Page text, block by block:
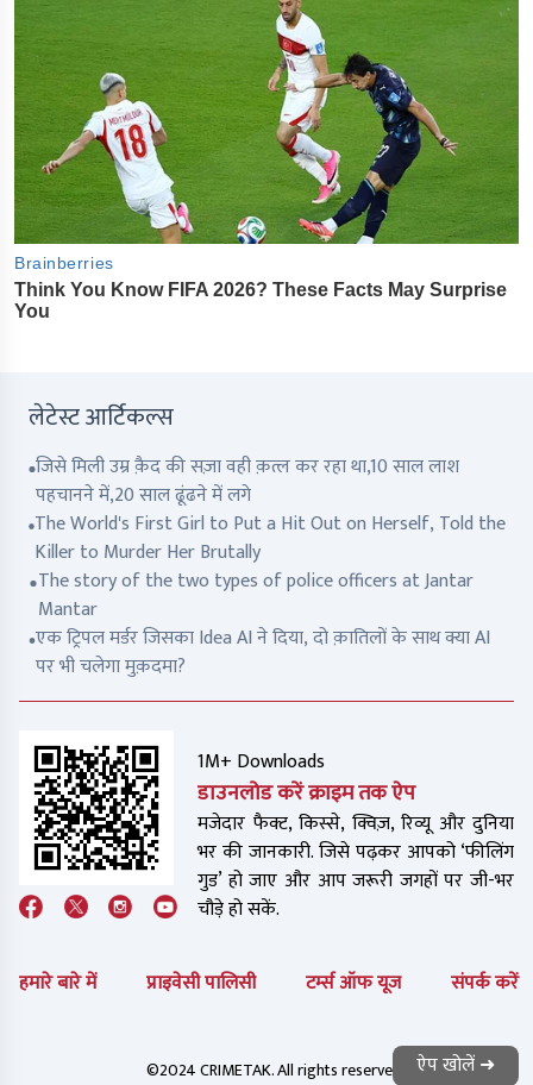
लेटेस्ट आर्टिकल्स
जिसे मिली उम्र क़ैद की सज़ा वही क़त्ल कर रहा था,10 साल लाश
पहचानने में,20 साल ढूंढने में लगे
The World's First Girl to Put a Hit Out on Herself, Told the
Killer to Murder Her Brutally
The story of the two types of police officers at Jantar
Mantar
एक ट्रिपल मर्डर जिसका Idea AI ने दिया, दो क़ातिलों के साथ क्या AI
पर भी चलेगा मुक़दमा?
1M+ Downloads
डाउनलोड करें क्राइम तक ऐप
मजेदार फैक्ट, किस्से, क्विज़, रिव्यू और दुनिया
भर की जानकारी. जिसे पढ़कर आपको ‘फीलिंग
गुड’ हो जाए और आप जरूरी जगहों पर जी-भर
चौड़े हो सकें.
हमारे बारे में प्राइवेसी पालिसी टर्म्स ऑफ यूज संपर्क करें
©2024 CRIMETAK. All rights reserved. ऐप खोलें ➜